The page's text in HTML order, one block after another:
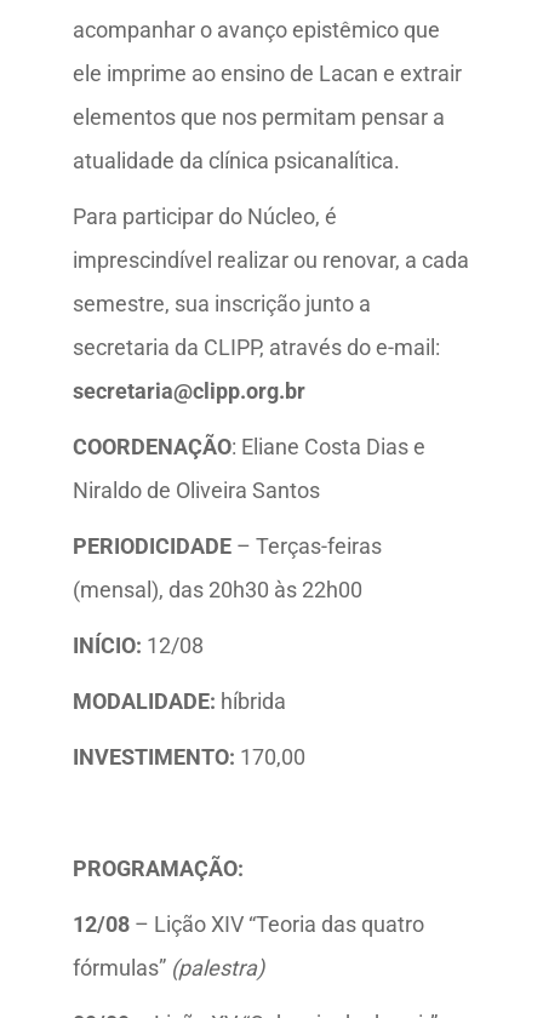
acompanhar o avanço epistêmico que
ele imprime ao ensino de Lacan e extrair
elementos que nos permitam pensar a
atualidade da clínica psicanalítica.
Para participar do Núcleo, é
imprescindível realizar ou renovar, a cada
semestre, sua inscrição junto a
secretaria da CLIPP, através do e-mail:
secretaria@clipp.org.br
COORDENAÇÃO: Eliane Costa Dias e
Niraldo de Oliveira Santos
PERIODICIDADE – Terças-feiras
(mensal), das 20h30 às 22h00
INÍCIO: 12/08
MODALIDADE: híbrida
INVESTIMENTO: 170,00
PROGRAMAÇÃO:
12/08 – Lição XIV “Teoria das quatro
fórmulas” (palestra)